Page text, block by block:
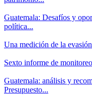
Guatemala: Desafíos y
política...
Una medición de la
Sexto informe de
Guatemala: análisis y
Presupuesto...